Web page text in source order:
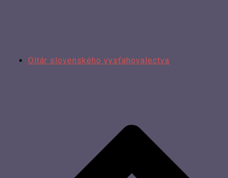
Oltár slovenského vysťahovalectva